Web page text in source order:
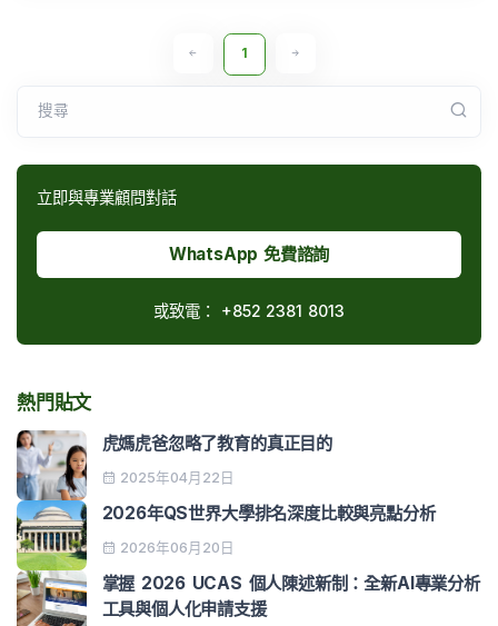
1
搜尋
立即與專業顧問對話
WhatsApp 免費諮詢
或致電： +852 2381 8013
熱門貼文
虎媽虎爸忽略了教育的真正目的
2025年04月22日
2026年QS世界大學排名深度比較與亮點分析
2026年06月20日
掌握 2026 UCAS 個人陳述新制：全新AI專業分析
工具與個人化申請支援